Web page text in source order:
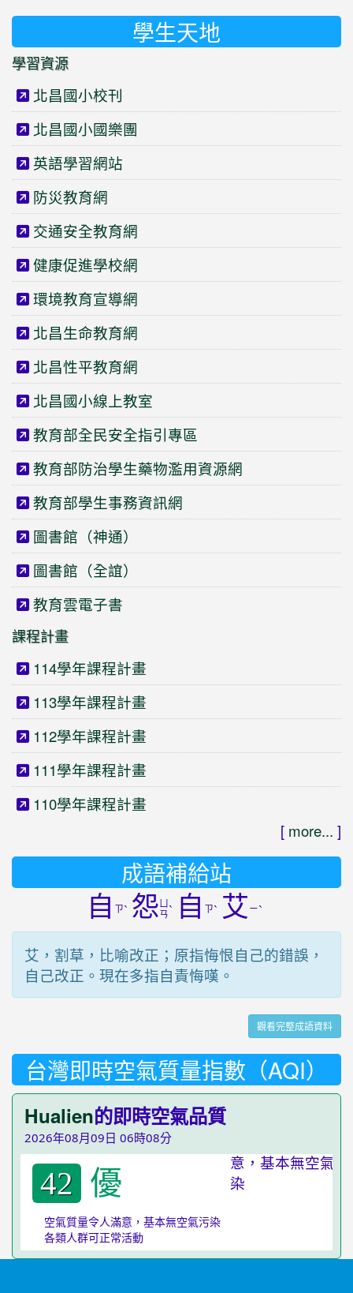
學生天地
學習資源
北昌國小校刊
北昌國小國樂團
英語學習網站
防災教育網
交通安全教育網
健康促進學校網
環境教育宣導網
北昌生命教育網
北昌性平教育網
北昌國小線上教室
教育部全民安全指引專區
教育部防治學生藥物濫用資源網
教育部學生事務資訊網
圖書館（神通）
圖書館（全誼）
教育雲電子書
課程計畫
114學年課程計畫
113學年課程計畫
112學年課程計畫
111學年課程計畫
110學年課程計畫
[ more... ]
成語補給站
自 ㄗˋ 怨ㄩ
ㄢˋ 自 ㄗˋ 艾 ㄧˋ
艾，割草，比喻改正；原指悔恨自己的錯誤，
自己改正。現在多指自責悔嘆。
觀看完整成語資料
台灣即時空氣質量指數（AQI）
Hualien的即時空氣品質
2026年08月09日 06時08分
42 優
空氣質量令人滿意，基本無空氣污染
各類人群可正常活動